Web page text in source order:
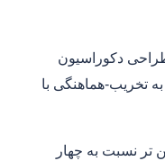
دکوراسیون
تخریب-هماهنگی با
تر نسبت به چهار